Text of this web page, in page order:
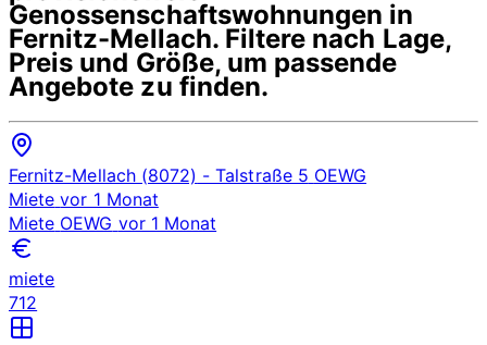
Genossenschaftswohnungen in
Fernitz-Mellach. Filtere nach Lage,
Preis und Größe, um passende
Angebote zu finden.
Fernitz-Mellach (8072) - Talstraße 5 OEWG
Miete vor 1 Monat
Miete OEWG vor 1 Monat
miete
712